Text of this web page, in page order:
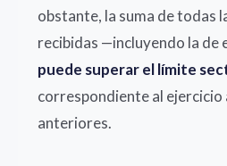
obstante, la suma de todas
recibidas —incluyendo la de
puede superar el límite
correspondiente al ejercicio
anteriores.